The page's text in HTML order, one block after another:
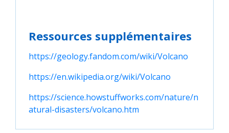
Ressources supplémentaires
https://geology.fandom.com/wiki/Volcano
https://en.wikipedia.org/wiki/Volcano
https://science.howstuffworks.com/nature/n
atural-disasters/volcano.htm